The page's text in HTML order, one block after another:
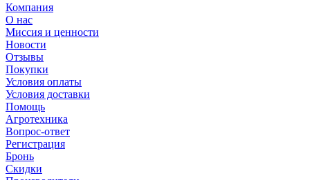
Компания
О нас
Миссия и ценности
Новости
Отзывы
Покупки
Условия оплаты
Условия доставки
Помощь
Агротехника
Вопрос-ответ
Регистрация
Бронь
Скидки